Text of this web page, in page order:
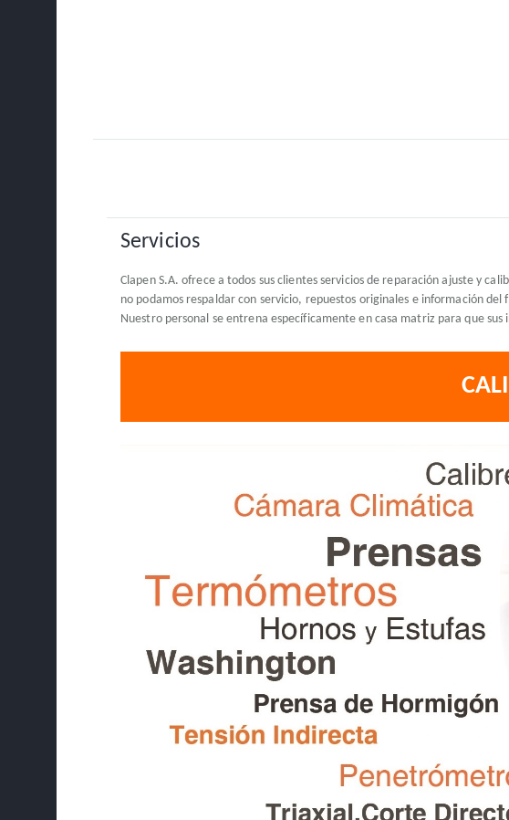
Servicios
Clapen S.A. ofrece a todos sus clientes servicios de reparación ajuste y
no podamos respaldar con servicio, repuestos originales e información del
Nuestro personal se entrena específicamente en casa matriz para que